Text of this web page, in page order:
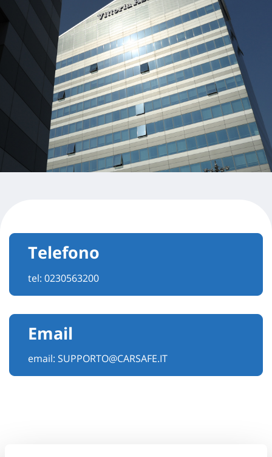
Telefono
tel: 0230563200
Email
email: SUPPORTO@CARSAFE.IT